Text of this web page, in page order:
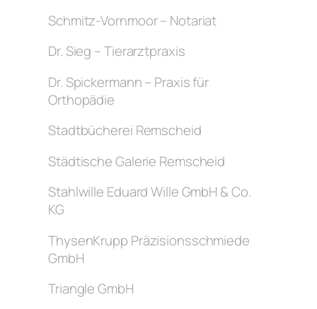
Schmitz-Vornmoor – Notariat
Dr. Sieg – Tierarztpraxis
Dr. Spickermann – Praxis für
Orthopädie
Stadtbücherei Remscheid
Städtische Galerie Remscheid
Stahlwille Eduard Wille GmbH & Co.
KG
ThysenKrupp Präzisionsschmiede
GmbH
Triangle GmbH